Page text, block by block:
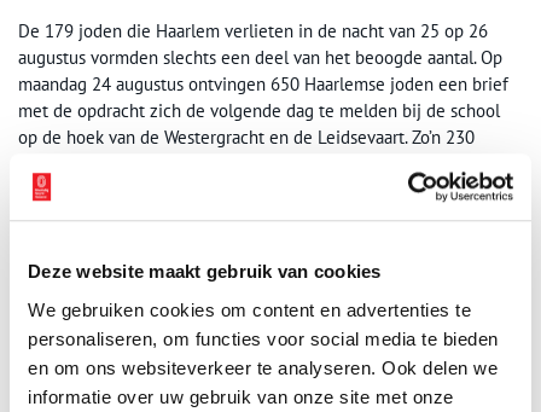
Deze website maakt gebruik van cookies
We gebruiken cookies om content en advertenties te
personaliseren, om functies voor social media te bieden
en om ons websiteverkeer te analyseren. Ook delen we
informatie over uw gebruik van onze site met onze
De 179 joden die Haarlem verlieten in de nacht van 25 op 26
augustus vormden slechts een deel van het beoogde aantal. Op
maandag 24 augustus ontvingen 650 Haarlemse joden een brief
met de opdracht zich de volgende dag te melden bij de school
op de hoek van de Westergracht en de Leidsevaart. Zo’n 230
worden, de overigen kregen te horen dat ze naar Duitsland
moesten om er te werken. Van de 650 aangeschrevenen meldden
de Duitsers nog dertig joden op. In andere Nederlandse steden
slechts een deel van de opgeroepenen. Ontevreden met de
resultaten besloot de Zentralstelle tot een andere aanpak.
Op 16 februari 1943 kregen alle in Haarlem overgebleven joden